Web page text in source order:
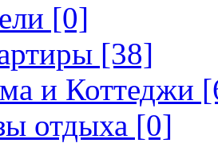
[0]
[38]
и Коттеджи
отдыха [0]